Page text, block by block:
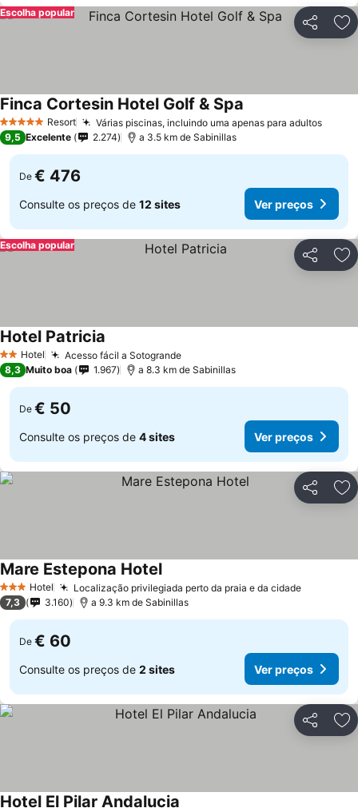
Partilhar
Escolha popular
5 Estrelas Resort Várias piscinas, incluindo uma apenas para adultos
Finca Cortesin Hotel Golf & Spa
9,5 Excelente 2.274 a 3.5 km de Sabinillas
De € 476
Consulte os preços de 12 sites Ver preços
Partilhar
Escolha popular
2 Estrelas
Hotel Acesso fácil a Sotogrande
Hotel Patricia
8,3 Muito boa 1.967 a 8.3 km de Sabinillas
De € 50
Consulte os preços de 4 sites Ver preços
Partilhar
3 EstrelasHotel Localização privilegiada perto da praia e da cidade
Mare Estepona Hotel
7,3 3.160 a 9.3 km de Sabinillas
De € 60
Consulte os preços de 2 sites Ver preços
Partilhar
Hotel El Pilar Andalucia